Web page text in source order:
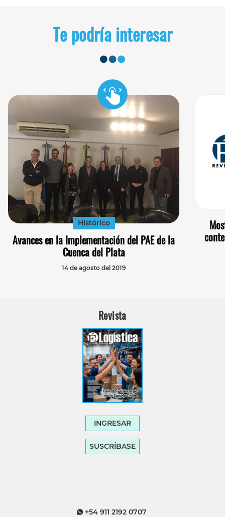
Te podría interesar
Histórico
Avances en la Implementación del PAE de la
Cuenca del Plata
14 de agosto del 2019
Revista
INGRESAR
SUSCRÍBASE
+54 911 2192 0707